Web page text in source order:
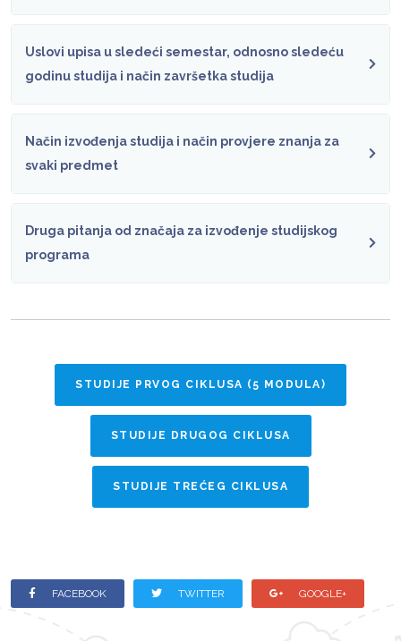
Uslovi upisa u sledeći semestar, odnosno sledeću
godinu studija i način završetka studija
Način izvođenja studija i način provjere znanja za
svaki predmet
Druga pitanja od značaja za izvođenje studijskog
programa
STUDIJE PRVOG CIKLUSA (5 MODULA)
STUDIJE DRUGOG CIKLUSA
STUDIJE TREĆEG CIKLUSA
FACEBOOK TWITTER GOOGLE+